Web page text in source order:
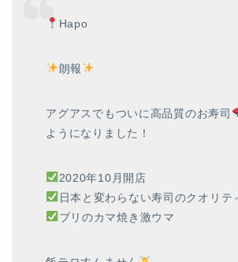
Hapo
朗報
アグアスでもついに高品質のお寿司
ようになりました！
2020年10月開店
日本と変わらない寿司のクオリテ
ブリのカマ焼き激ウマ